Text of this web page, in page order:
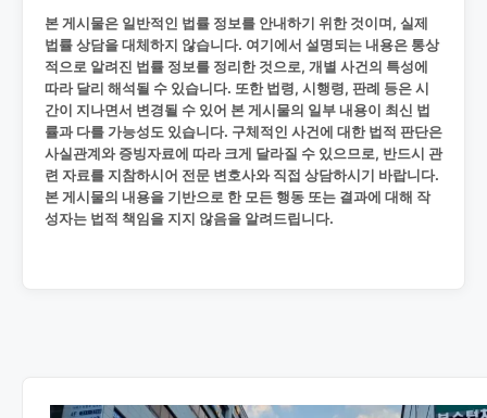
본 게시물은 일반적인 법률 정보를 안내하기 위한 것이며, 실제
법률 상담을 대체하지 않습니다. 여기에서 설명되는 내용은 통상
적으로 알려진 법률 정보를 정리한 것으로, 개별 사건의 특성에
따라 달리 해석될 수 있습니다. 또한 법령, 시행령, 판례 등은 시
간이 지나면서 변경될 수 있어 본 게시물의 일부 내용이 최신 법
률과 다를 가능성도 있습니다. 구체적인 사건에 대한 법적 판단은
사실관계와 증빙자료에 따라 크게 달라질 수 있으므로, 반드시 관
련 자료를 지참하시어 전문 변호사와 직접 상담하시기 바랍니다.
본 게시물의 내용을 기반으로 한 모든 행동 또는 결과에 대해 작
성자는 법적 책임을 지지 않음을 알려드립니다.